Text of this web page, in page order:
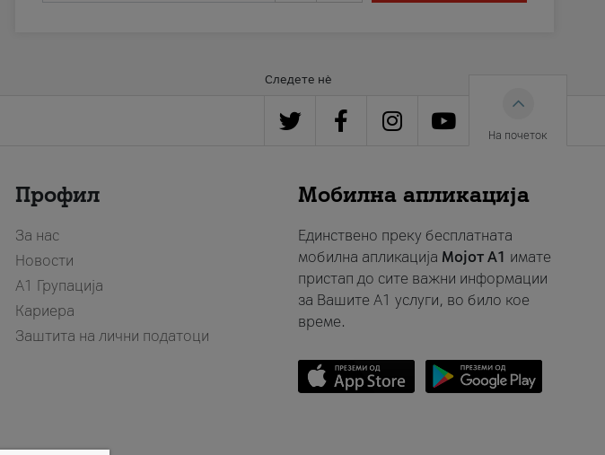
Следете нè
На почеток
Профил
За нас
Новости
А1 Групација
Кариера
Заштита на лични податоци
Мобилна апликација
Единствено преку бесплатната
мобилна апликација Мојот A1 имате
пристап до сите важни информации
за Вашите A1 услуги, во било кое
време.